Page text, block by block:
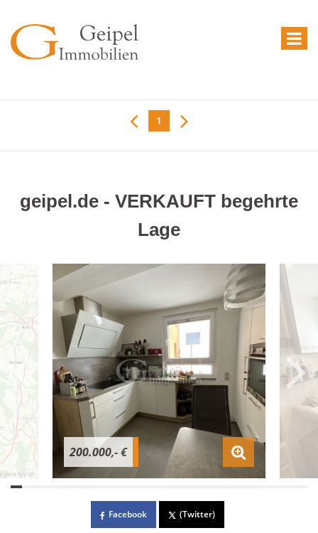
1
geipel.de - VERKAUFT begehrte
Lage
200.000,- €
Facebook (Twitter)